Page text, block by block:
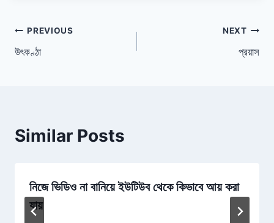
Post
navigation
PREVIOUS
উৎকণ্ঠা
NEXT
প্রয়াস
Similar Posts
নিজে ভিডিও না বানিয়ে ইউটিউব থেকে কিভাবে আয় করা
যায়